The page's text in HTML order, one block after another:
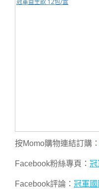
冠軍益生飲 12包/盒
按Momo購物連結訂購：
Facebook粉絲專頁： 冠
Facebook評論： 冠軍國